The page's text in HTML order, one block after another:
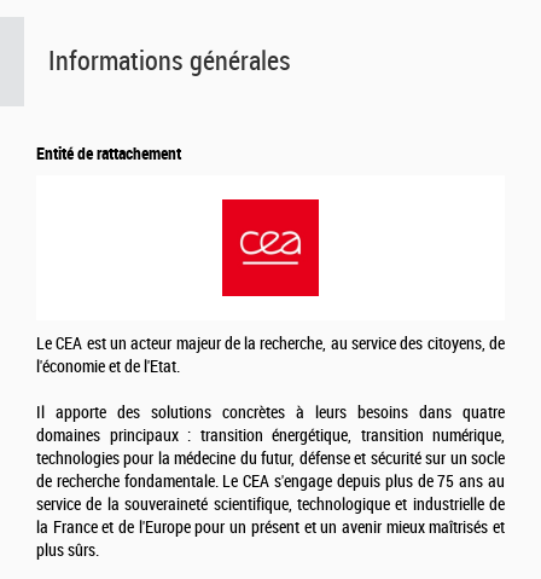
Informations générales
Entité de rattachement
Le CEA est un acteur majeur de la recherche, au service des citoyens, de
l'économie et de l'Etat.
Il apporte des solutions concrètes à leurs besoins dans quatre
domaines principaux : transition énergétique, transition numérique,
technologies pour la médecine du futur, défense et sécurité sur un socle
de recherche fondamentale. Le CEA s'engage depuis plus de 75 ans au
service de la souveraineté scientifique, technologique et industrielle de
la France et de l'Europe pour un présent et un avenir mieux maîtrisés et
plus sûrs.